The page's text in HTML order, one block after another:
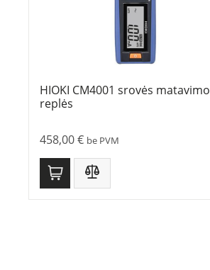
HIOKI CM4001 srovės matavimo
replės
458,00€ be PVM